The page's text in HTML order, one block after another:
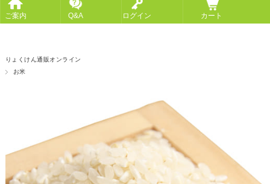
ご案内 Q&A ログイン カート
りょくけん通販オンライン
お米